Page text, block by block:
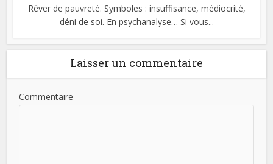
Rêver de pauvreté. Symboles : insuffisance, médiocrité,
déni de soi. En psychanalyse… Si vous...
Laisser un commentaire
Commentaire